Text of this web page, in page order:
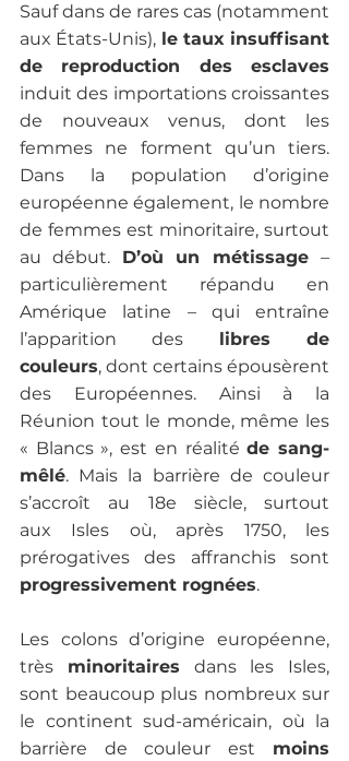
Sauf dans de rares cas (notamment
aux États-Unis), le taux insuffisant
de reproduction des esclaves
induit des importations croissantes
de nouveaux venus, dont les
femmes ne forment qu’un tiers.
Dans la population d’origine
européenne également, le nombre
de femmes est minoritaire, surtout
au début. D’où un métissage –
particulièrement répandu en
Amérique latine – qui entraîne
l’apparition des
libres de
couleurs, dont certains épousèrent
des Européennes. Ainsi à la
Réunion tout le monde, même les
« Blancs », est en réalité de sang-
mêlé. Mais la barrière de couleur
s’accroît au 18e siècle, surtout
aux Isles où, après 1750, les
progressivement rognées.
Les colons d’origine européenne,
très minoritaires dans les Isles,
sont beaucoup plus nombreux sur
le continent sud-américain, où la
barrière de couleur est moins